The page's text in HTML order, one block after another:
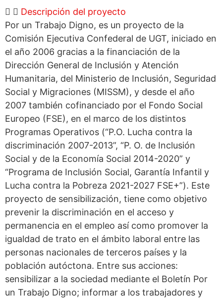
Descripción del proyecto
Por un Trabajo Digno, es un proyecto de la
Comisión Ejecutiva Confederal de UGT, iniciado en
el año 2006 gracias a la financiación de la
Dirección General de Inclusión y Atención
Humanitaria, del Ministerio de Inclusión, Seguridad
Social y Migraciones (MISSM), y desde el año
2007 también cofinanciado por el Fondo Social
Europeo (FSE), en el marco de los distintos
Programas Operativos (“P.O. Lucha contra la
discriminación 2007-2013”, “P. O. de Inclusión
Social y de la Economía Social 2014-2020” y
“Programa de Inclusión Social, Garantía Infantil y
Lucha contra la Pobreza 2021-2027 FSE+”). Este
proyecto de sensibilización, tiene como objetivo
prevenir la discriminación en el acceso y
permanencia en el empleo así como promover la
igualdad de trato en el ámbito laboral entre las
personas nacionales de terceros países y la
población autóctona. Entre sus acciones:
sensibilizar a la sociedad mediante el Boletín Por
un Trabajo Digno; informar a los trabajadores y